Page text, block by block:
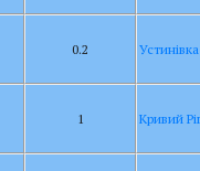
0.2 Устинівка
1 Кривий